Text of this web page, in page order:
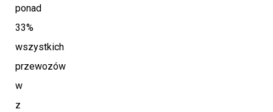
ponad
33%
wszystkich
przewozów
w
z